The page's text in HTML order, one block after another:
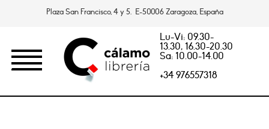
Plaza San Francisco, 4 y 5. E-50006 Zaragoza, España
Lu-Vi: 09.30-
13.30, 16.30-20.30
Sa: 10.00-14.00
+34 976557318